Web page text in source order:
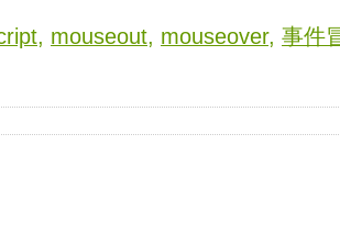
, mouseout, mouseover, 事件